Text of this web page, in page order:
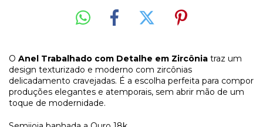
O Anel Trabalhado com Detalhe em Zircônia traz um
design texturizado e moderno com zircônias
delicadamento cravejadas. É a escolha perfeita para compor
produções elegantes e atemporais, sem abrir mão de um
toque de modernidade.